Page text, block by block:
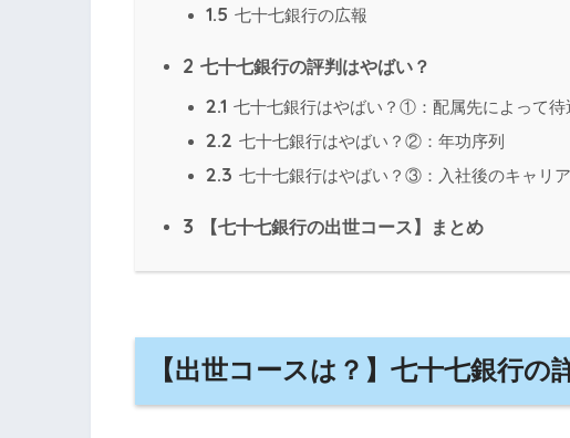
1.5 七十七銀行の広報
2 七十七銀行の評判はやばい？
2.1 七十七銀行はやばい？①：配属先によって待
2.2 七十七銀行はやばい？②：年功序列
2.3 七十七銀行はやばい？③：入社後のキャリ
3 【七十七銀行の出世コース】まとめ
【出世コースは？】七十七銀行の